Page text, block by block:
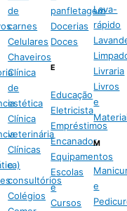
de
carnes
Celulares
Chaveiros
Clínica
de
estética
Clínica
veterinária
Clínicas
e
consultórios
Colégios
panfletagem
Docerias
Doces
E
Educação
Eletricista
Empréstimos
Encanador
Equipamentos
Escolas
e
Cursos
Lava-
rápido
Livraria
Livros
e
M
e